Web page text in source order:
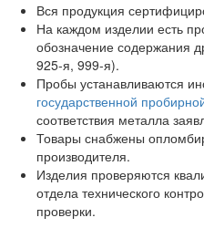
Вся продукция
На каждом изделии есть
обозначение содержания
925-я, 999-я).
Пробы устанавливаются
государственной
соответствия металла
Товары снабжены
производителя.
Изделия проверяются
отдела технического
проверки.